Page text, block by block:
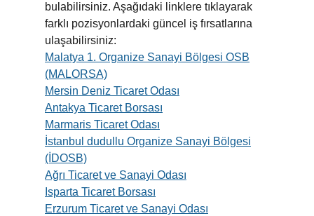
bulabilirsiniz. Aşağıdaki linklere tıklayarak
farklı pozisyonlardaki güncel iş fırsatlarına
ulaşabilirsiniz:
Malatya 1. Organize Sanayi Bölgesi OSB
(MALORSA)
Mersin Deniz Ticaret Odası
Antakya Ticaret Borsası
Marmaris Ticaret Odası
İstanbul dudullu Organize Sanayi Bölgesi
(İDOSB)
Ağrı Ticaret ve Sanayi Odası
Isparta Ticaret Borsası
Erzurum Ticaret ve Sanayi Odası